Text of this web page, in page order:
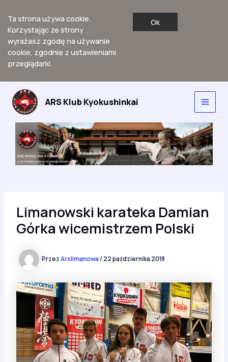
Ta strona używa cookie.
Korzystając ze strony
wyrażasz zgodę na używanie
cookie, zgodnie z ustawieniami
przeglądarki.
Ok
Przejdź
treści
ARS Klub Kyokushinkai
Main
Limanowski karateka Damian
Górka wicemistrzem Polski
PrzezArslimanowa/22 października 2018